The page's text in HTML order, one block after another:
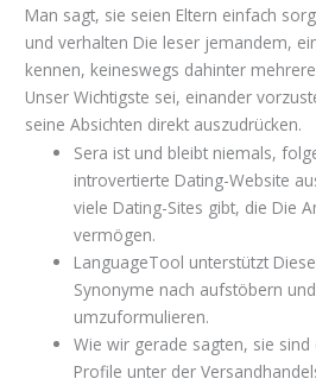
Man sagt, sie seien Eltern einfach
und verhalten Die leser jemandem,
kennen, keineswegs dahinter
Unser Wichtigste sei, einander
seine Absichten direkt auszudrücken.
Sera ist und bleibt niemals,
introvertierte Dating-Website
viele Dating-Sites gibt, die Die
vermögen.
LanguageTool unterstützt
Synonyme nach aufstöbern
umzuformulieren.
Wie wir gerade sagten, sie
Profile unter der